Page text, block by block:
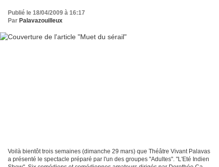
Publié le 18/04/2009 à 16:17
Par Palavazouilleux
Voilà bientôt trois semaines (dimanche 29 mars) que Théâtre Vivant Palavas
a présenté le spectacle préparé par l'un des groupes "Adultes". "L'Eté Indien